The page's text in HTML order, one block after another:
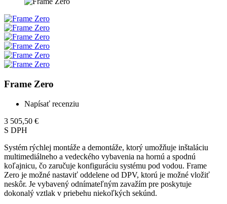
Frame Zero
Napísať recenziu
3 505,50 €
S DPH
Systém rýchlej montáže a demontáže, ktorý umožňuje inštaláciu
multimediálneho a vedeckého vybavenia na hornú a spodnú
koľajnicu, čo zaručuje konfiguráciu systému pod vodou. Frame
Zero je možné nastaviť oddelene od DPV, ktorú je možné vložiť
neskôr. Je vybavený odnímateľným zavažím pre poskytuje
dokonalý vztlak v priebehu niekoľkých sekúnd.